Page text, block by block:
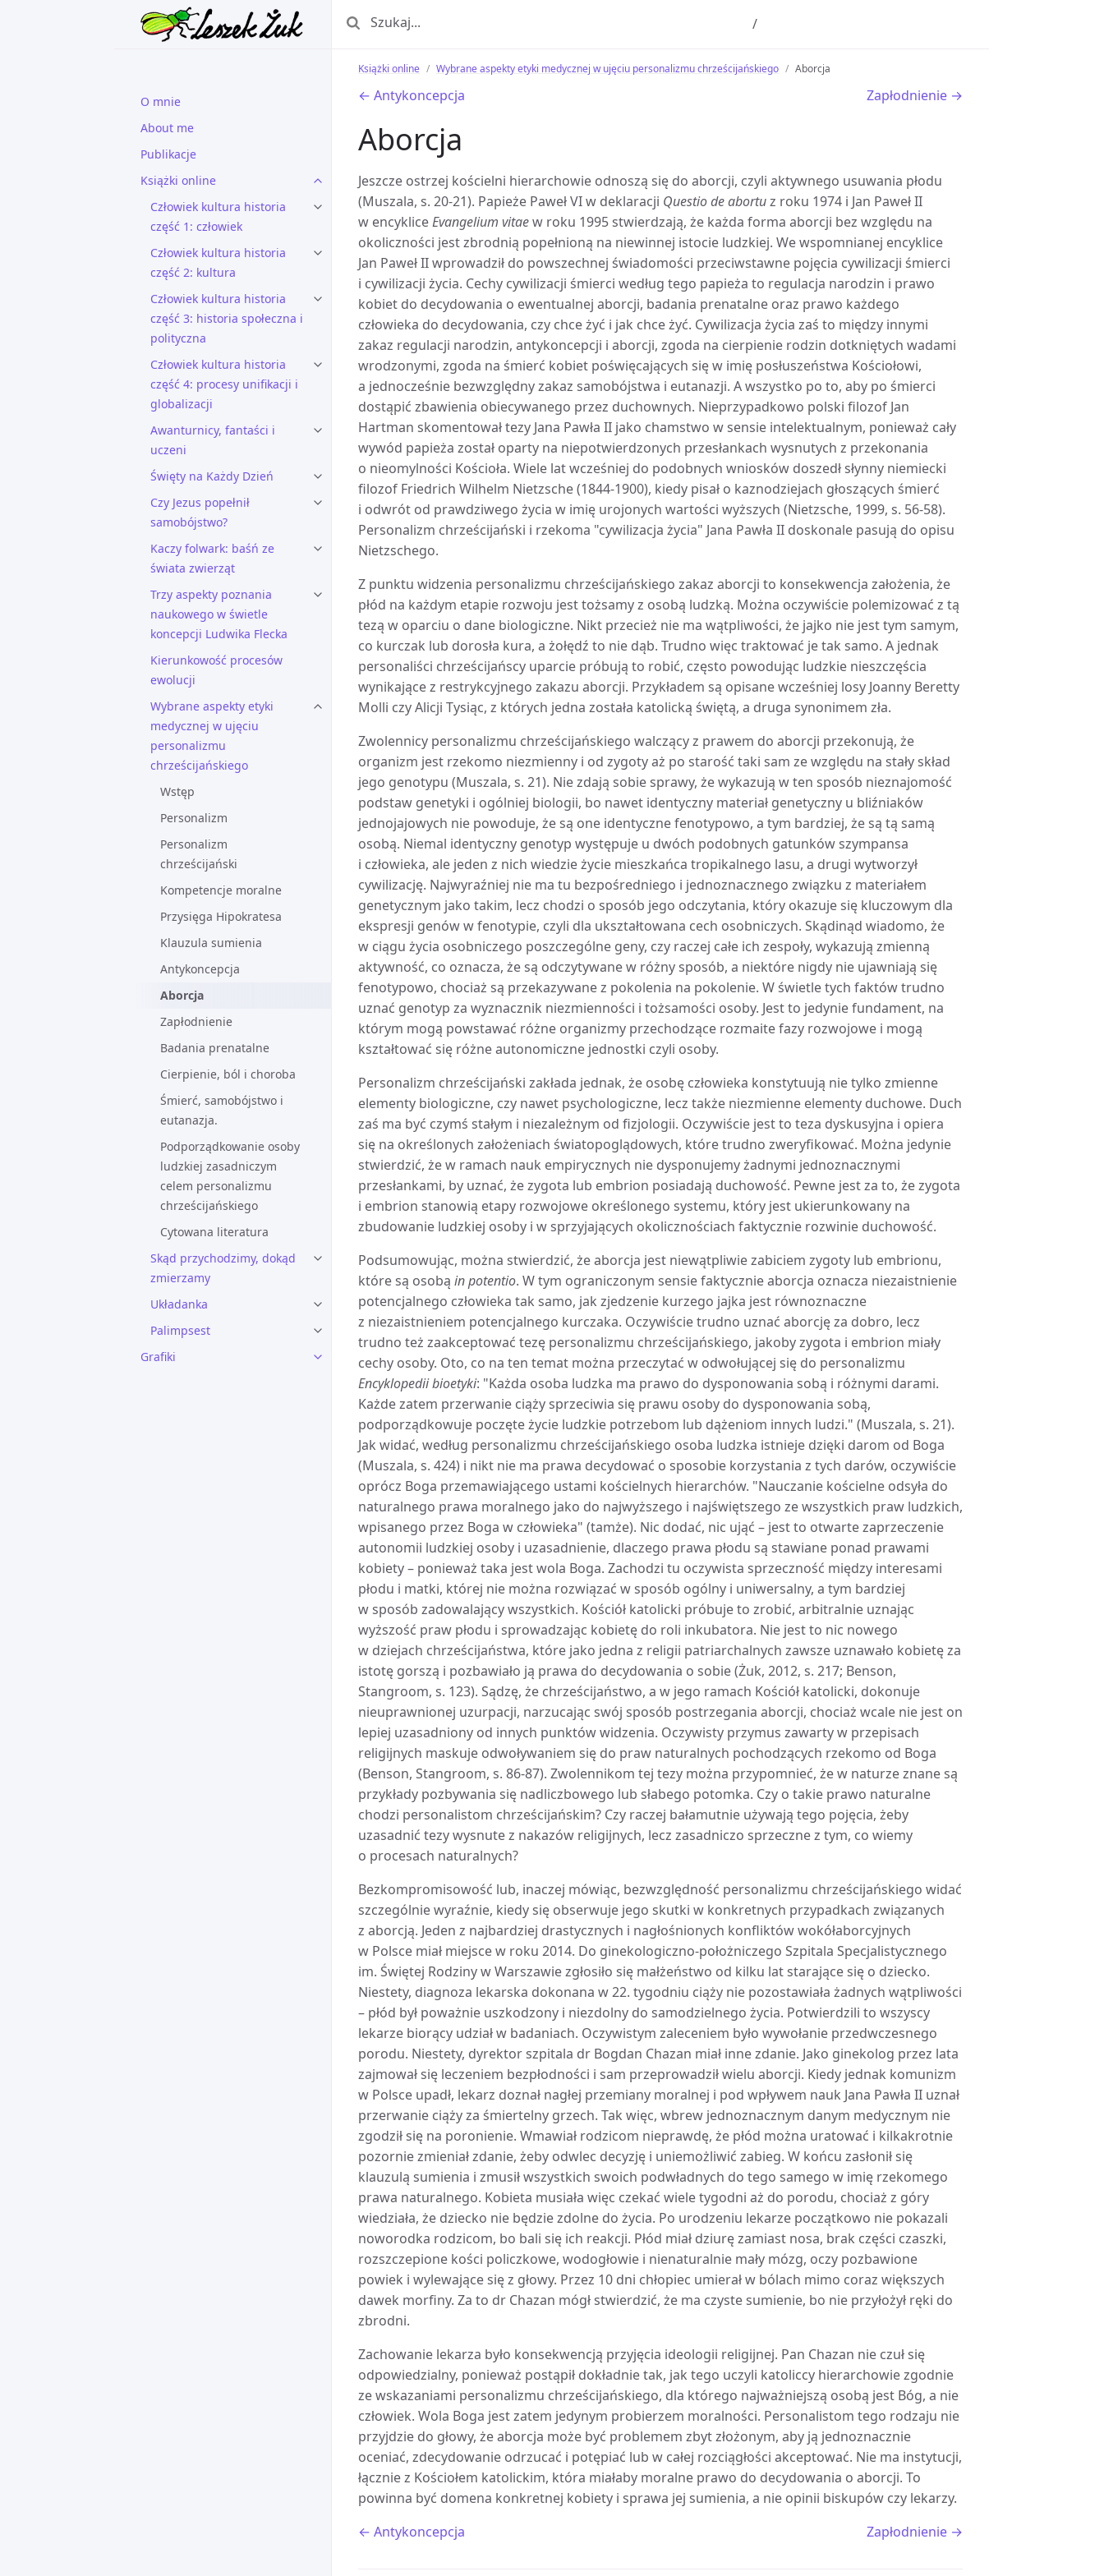
O mnie
About me
Publikacje
Książki online
Człowiek kultura historia
część 1: człowiek
Człowiek kultura historia
część 2: kultura
Człowiek kultura historia
część 3: historia społeczna i
polityczna
Człowiek kultura historia
część 4: procesy unifikacji i
globalizacji
Awanturnicy, fantaści i
uczeni
Święty na Każdy Dzień
Czy Jezus popełnił
samobójstwo?
Kaczy folwark: baśń ze
świata zwierząt
Trzy aspekty poznania
naukowego w świetle
koncepcji Ludwika Flecka
Kierunkowość procesów
ewolucji
Wybrane aspekty etyki
medycznej w ujęciu
personalizmu
chrześcijańskiego
Wstęp
Personalizm
Personalizm
chrześcijański
Kompetencje moralne
Przysięga Hipokratesa
Klauzula sumienia
Antykoncepcja
Aborcja
Zapłodnienie
Badania prenatalne
Cierpienie, ból i choroba
Śmierć, samobójstwo i
eutanazja.
Podporządkowanie osoby
ludzkiej zasadniczym
celem personalizmu
chrześcijańskiego
Cytowana literatura
Skąd przychodzimy, dokąd
zmierzamy
Układanka
Palimpsest
Grafiki
Książki online Wybrane aspekty etyki medycznej w ujęciu personalizmu chrześcijańskiego Aborcja
← Antykoncepcja Zapłodnienie →
Aborcja
Jeszcze ostrzej kościelni hierarchowie odnoszą się do aborcji, czyli aktywnego usuwania płodu
(Muszala, s. 20-21). Papieże Paweł VI w deklaracji Questio de abortuz roku 1974 i Jan Paweł II
w encykliceEvangelium vitaew roku 1995 stwierdzają, że każda forma aborcji bez względu na
okoliczności jest zbrodnią popełnioną na niewinnej istocie ludzkiej. We wspomnianej encyklice
Jan Paweł II wprowadził do powszechnej świadomości przeciwstawne pojęcia cywilizacji śmierci
i cywilizacji życia. Cechy cywilizacji śmierci według tego papieża to regulacja narodzin i prawo
kobiet do decydowania o ewentualnej aborcji, badania prenatalne oraz prawo każdego
człowieka do decydowania, czy chce żyć i jak chce żyć. Cywilizacja życia zaś to między innymi
zakaz regulacji narodzin, antykoncepcji i aborcji, zgoda na cierpienie rodzin dotkniętych wadami
wrodzonymi, zgoda na śmierć kobiet poświęcających się w imię posłuszeństwa Kościołowi,
a jednocześnie bezwzględny zakaz samobójstwa i eutanazji. A wszystko po to, aby po śmierci
dostąpić zbawienia obiecywanego przez duchownych. Nieprzypadkowo polski filozof Jan
Hartman skomentował tezy Jana Pawła II jako chamstwo w sensie intelektualnym, ponieważ cały
wywód papieża został oparty na niepotwierdzonych przesłankach wysnutych z przekonania
o nieomylności Kościoła. Wiele lat wcześniej do podobnych wniosków doszedł słynny niemiecki
filozof Friedrich Wilhelm Nietzsche (1844-1900), kiedy pisał o kaznodziejach głoszących śmierć
i odwrót od prawdziwego życia w imię urojonych wartości wyższych (Nietzsche, 1999, s. 56-58).
Personalizm chrześcijański i rzekoma "cywilizacja życia" Jana Pawła II doskonale pasują do opisu
Nietzschego.
Z punktu widzenia personalizmu chrześcijańskiego zakaz aborcji to konsekwencja założenia, że
płód na każdym etapie rozwoju jest tożsamy z osobą ludzką. Można oczywiście polemizować z tą
tezą w oparciu o dane biologiczne. Nikt przecież nie ma wątpliwości, że jajko nie jest tym samym,
co kurczak lub dorosła kura, a żołędź to nie dąb. Trudno więc traktować je tak samo. A jednak
personaliści chrześcijańscy uparcie próbują to robić, często powodując ludzkie nieszczęścia
wynikające z restrykcyjnego zakazu aborcji. Przykładem są opisane wcześniej losy Joanny Beretty
Molli czy Alicji Tysiąc, z których jedna została katolicką świętą, a druga synonimem zła.
Zwolennicy personalizmu chrześcijańskiego walczący z prawem do aborcji przekonują, że
organizm jest rzekomo niezmienny i od zygoty aż po starość taki sam ze względu na stały skład
jego genotypu (Muszala, s. 21). Nie zdają sobie sprawy, że wykazują w ten sposób nieznajomość
podstaw genetyki i ogólniej biologii, bo nawet identyczny materiał genetyczny u bliźniaków
jednojajowych nie powoduje, że są one identyczne fenotypowo, a tym bardziej, że są tą samą
osobą. Niemal identyczny genotyp występuje u dwóch podobnych gatunków szympansa
i człowieka, ale jeden z nich wiedzie życie mieszkańca tropikalnego lasu, a drugi wytworzył
cywilizację. Najwyraźniej nie ma tu bezpośredniego i jednoznacznego związku z materiałem
genetycznym jako takim, lecz chodzi o sposób jego odczytania, który okazuje się kluczowym dla
ekspresji genów w fenotypie, czyli dla ukształtowana cech osobniczych. Skądinąd wiadomo, że
w ciągu życia osobniczego poszczególne geny, czy raczej całe ich zespoły, wykazują zmienną
aktywność, co oznacza, że są odczytywane w różny sposób, a niektóre nigdy nie ujawniają się
fenotypowo, chociaż są przekazywane z pokolenia na pokolenie. W świetle tych faktów trudno
uznać genotyp za wyznacznik niezmienności i tożsamości osoby. Jest to jedynie fundament, na
którym mogą powstawać różne organizmy przechodzące rozmaite fazy rozwojowe i mogą
kształtować się różne autonomiczne jednostki czyli osoby.
Personalizm chrześcijański zakłada jednak, że osobę człowieka konstytuują nie tylko zmienne
elementy biologiczne, czy nawet psychologiczne, lecz także niezmienne elementy duchowe. Duch
zaś ma być czymś stałym i niezależnym od fizjologii. Oczywiście jest to teza dyskusyjna i opiera
się na określonych założeniach światopoglądowych, które trudno zweryfikować. Można jedynie
stwierdzić, że w ramach nauk empirycznych nie dysponujemy żadnymi jednoznacznymi
przesłankami, by uznać, że zygota lub embrion posiadają duchowość. Pewne jest za to, że zygota
i embrion stanowią etapy rozwojowe określonego systemu, który jest ukierunkowany na
zbudowanie ludzkiej osoby i w sprzyjających okolicznościach faktycznie rozwinie duchowość.
Podsumowując, można stwierdzić, że aborcja jest niewątpliwie zabiciem zygoty lub embrionu,
które są osobą in potentio. W tym ograniczonym sensie faktycznie aborcja oznacza niezaistnienie
potencjalnego człowieka tak samo, jak zjedzenie kurzego jajka jest równoznaczne
z niezaistnieniem potencjalnego kurczaka. Oczywiście trudno uznać aborcję za dobro, lecz
trudno też zaakceptować tezę personalizmu chrześcijańskiego, jakoby zygota i embrion miały
cechy osoby. Oto, co na ten temat można przeczytać w odwołującej się do personalizmu
Encyklopedii bioetyki: "Każda osoba ludzka ma prawo do dysponowania sobą i różnymi darami.
Każde zatem przerwanie ciąży sprzeciwia się prawu osoby do dysponowania sobą,
podporządkowuje poczęte życie ludzkie potrzebom lub dążeniom innych ludzi." (Muszala, s. 21).
Jak widać, według personalizmu chrześcijańskiego osoba ludzka istnieje dzięki darom od Boga
(Muszala, s. 424) i nikt nie ma prawa decydować o sposobie korzystania z tych darów, oczywiście
oprócz Boga przemawiającego ustami kościelnych hierarchów. "Nauczanie kościelne odsyła do
naturalnego prawa moralnego jako do najwyższego i najświętszego ze wszystkich praw ludzkich,
wpisanego przez Boga w człowieka" (tamże). Nic dodać, nic ująć – jest to otwarte zaprzeczenie
autonomii ludzkiej osoby i uzasadnienie, dlaczego prawa płodu są stawiane ponad prawami
kobiety – ponieważ taka jest wola Boga. Zachodzi tu oczywista sprzeczność między interesami
płodu i matki, której nie można rozwiązać w sposób ogólny i uniwersalny, a tym bardziej
w sposób zadowalający wszystkich. Kościół katolicki próbuje to zrobić, arbitralnie uznając
wyższość praw płodu i sprowadzając kobietę do roli inkubatora. Nie jest to nic nowego
w dziejach chrześcijaństwa, które jako jedna z religii patriarchalnych zawsze uznawało kobietę za
istotę gorszą i pozbawiało ją prawa do decydowania o sobie (Żuk, 2012, s. 217; Benson,
Stangroom, s. 123). Sądzę, że chrześcijaństwo, a w jego ramach Kościół katolicki, dokonuje
nieuprawnionej uzurpacji, narzucając swój sposób postrzegania aborcji, chociaż wcale nie jest on
lepiej uzasadniony od innych punktów widzenia. Oczywisty przymus zawarty w przepisach
religijnych maskuje odwoływaniem się do praw naturalnych pochodzących rzekomo od Boga
(Benson, Stangroom, s. 86-87). Zwolennikom tej tezy można przypomnieć, że w naturze znane są
przykłady pozbywania się nadliczbowego lub słabego potomka. Czy o takie prawo naturalne
chodzi personalistom chrześcijańskim? Czy raczej bałamutnie używają tego pojęcia, żeby
uzasadnić tezy wysnute z nakazów religijnych, lecz zasadniczo sprzeczne z tym, co wiemy
o procesach naturalnych?
Bezkompromisowość lub, inaczej mówiąc, bezwzględność personalizmu chrześcijańskiego widać
szczególnie wyraźnie, kiedy się obserwuje jego skutki w konkretnych przypadkach związanych
z aborcją. Jeden z najbardziej drastycznych i nagłośnionych konfliktów wokółaborcyjnych
w Polsce miał miejsce w roku 2014. Do ginekologiczno-położniczego Szpitala Specjalistycznego
im. Świętej Rodziny w Warszawie zgłosiło się małżeństwo od kilku lat starające się o dziecko.
Niestety, diagnoza lekarska dokonana w 22. tygodniu ciąży nie pozostawiała żadnych wątpliwości
– płód był poważnie uszkodzony i niezdolny do samodzielnego życia. Potwierdzili to wszyscy
lekarze biorący udział w badaniach. Oczywistym zaleceniem było wywołanie przedwczesnego
porodu. Niestety, dyrektor szpitala dr Bogdan Chazan miał inne zdanie. Jako ginekolog przez lata
zajmował się leczeniem bezpłodności i sam przeprowadził wielu aborcji. Kiedy jednak komunizm
w Polsce upadł, lekarz doznał nagłej przemiany moralnej i pod wpływem nauk Jana Pawła II uznał
przerwanie ciąży za śmiertelny grzech. Tak więc, wbrew jednoznacznym danym medycznym nie
zgodził się na poronienie. Wmawiał rodzicom nieprawdę, że płód można uratować i kilkakrotnie
pozornie zmieniał zdanie, żeby odwlec decyzję i uniemożliwić zabieg. W końcu zasłonił się
klauzulą sumienia i zmusił wszystkich swoich podwładnych do tego samego w imię rzekomego
prawa naturalnego. Kobieta musiała więc czekać wiele tygodni aż do porodu, chociaż z góry
wiedziała, że dziecko nie będzie zdolne do życia. Po urodzeniu lekarze początkowo nie pokazali
noworodka rodzicom, bo bali się ich reakcji. Płód miał dziurę zamiast nosa, brak części czaszki,
rozszczepione kości policzkowe, wodogłowie i nienaturalnie mały mózg, oczy pozbawione
powiek i wylewające się z głowy. Przez 10 dni chłopiec umierał w bólach mimo coraz większych
dawek morfiny. Za to dr Chazan mógł stwierdzić, że ma czyste sumienie, bo nie przyłożył ręki do
zbrodni.
Zachowanie lekarza było konsekwencją przyjęcia ideologii religijnej. Pan Chazan nie czuł się
odpowiedzialny, ponieważ postąpił dokładnie tak, jak tego uczyli katoliccy hierarchowie zgodnie
ze wskazaniami personalizmu chrześcijańskiego, dla którego najważniejszą osobą jest Bóg, a nie
człowiek. Wola Boga jest zatem jedynym probierzem moralności. Personalistom tego rodzaju nie
przyjdzie do głowy, że aborcja może być problemem zbyt złożonym, aby ją jednoznacznie
oceniać, zdecydowanie odrzucać i potępiać lub w całej rozciągłości akceptować. Nie ma instytucji,
łącznie z Kościołem katolickim, która miałaby moralne prawo do decydowania o aborcji. To
powinna być domena konkretnej kobiety i sprawa jej sumienia, a nie opinii biskupów czy lekarzy.
← Antykoncepcja
Zapłodnienie →